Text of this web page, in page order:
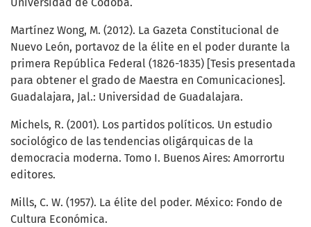
Universidad de Códoba.
Martínez Wong, M. (2012). La Gazeta Constitucional de
Nuevo León, portavoz de la élite en el poder durante la
primera República Federal (1826-1835) [Tesis presentada
para obtener el grado de Maestra en Comunicaciones].
Guadalajara, Jal.: Universidad de Guadalajara.
Michels, R. (2001). Los partidos políticos. Un estudio
sociológico de las tendencias oligárquicas de la
democracia moderna. Tomo I. Buenos Aires: Amorrortu
editores.
Mills, C. W. (1957). La élite del poder. México: Fondo de
Cultura Económica.